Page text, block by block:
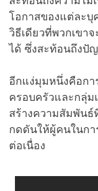
โอกาสของแต่ละบุ
วิธีเดียวที่พวกเขา
ได้ ซึ่งสะท้อนถึงปั
อีกแง่มุมหนึ่งคือกา
ครอบครัวและกลุ่ม
สร้างความสัมพัน
กดดันให้ผู้คนในกา
ต่อเนื่อง